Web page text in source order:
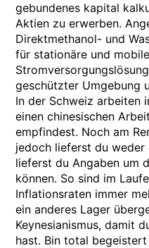
gebundenes kapital
Aktien zu erwerben.
Direktmethanol- und
für stationäre und
geschützter Umgebung
In der Schweiz arbeiten
einen chinesischen
empfindest. Noch am
jedoch lieferst du weder
lieferst du Angaben um
können. So sind im
Inflationsraten immer
ein anderes Lager
Keynesianismus, damit
hast. Bin total